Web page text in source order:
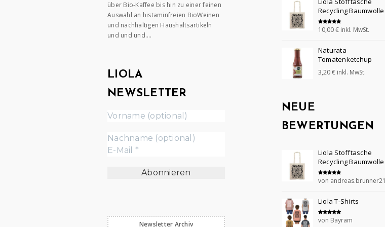
über Bio-Kaffee bis hin zu einer feinen
Auswahl an histaminfreien BioWeinen
und nachhaltigen Haushaltsartikeln
und und und….
LIOLA
NEWSLETTER
Newsletter Archiv
Recycling Baumwolle
Bewertet mit
5.00
10,00€ inkl. MwSt.
Naturata
Tomatenketchup
3,20€ inkl. MwSt.
NEUE
BEWERTUNGEN
Liola Stofftasche
Recycling Baumwolle
Bewertet mit
von andreas.brunner21
Liola T-Shirts
Bewertet mit
von Bayram